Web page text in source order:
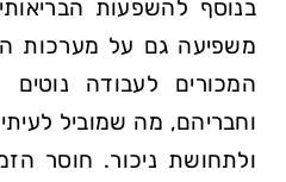
בנוסף להשפעות
משפיעה גם על מערכות
המכורים לעבודה
וחבריהם, מה שמוביל
ולתחושת ניכור. חוסר